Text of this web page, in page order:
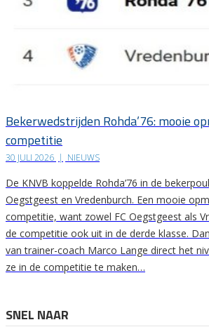
Bekerwedstrijden Rohda’76: mooie
competitie
30 JULI 2026 | NIEUWS
De KNVB koppelde Rohda’76 in de
Oegstgeest en Vredenburch. Een mooie
competitie, want zowel FC Oegstgeest als
de competitie ook uit in de derde klasse.
van trainer-coach Marco Lange direct het
ze in de competitie te maken…
SNEL NAAR